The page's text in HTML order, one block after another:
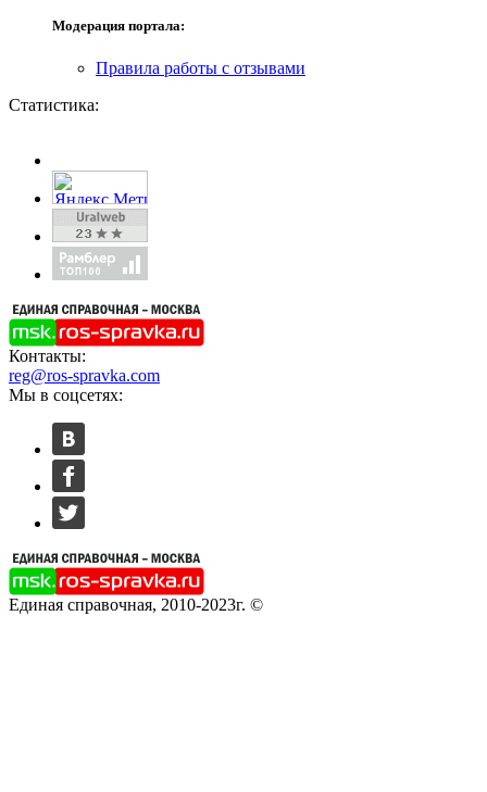
Модерация портала:
Правила работы с отзывами
Статистика:
Контакты:
reg@ros-spravka.com
Мы в соцсетях:
Единая справочная, 2010-2023г. ©